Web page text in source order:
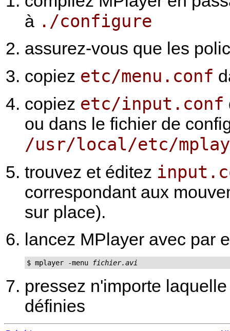
à ./configure
assurez-vous que les
copiez etc/menu.conf
copiez etc/input.conf
ou dans le fichier de
/usr/local/etc/
trouvez et éditez
correspondant aux
sur place).
lancez MPlayer avec par
$ mplayer -menu fichier.avi
pressez n'importe
définies